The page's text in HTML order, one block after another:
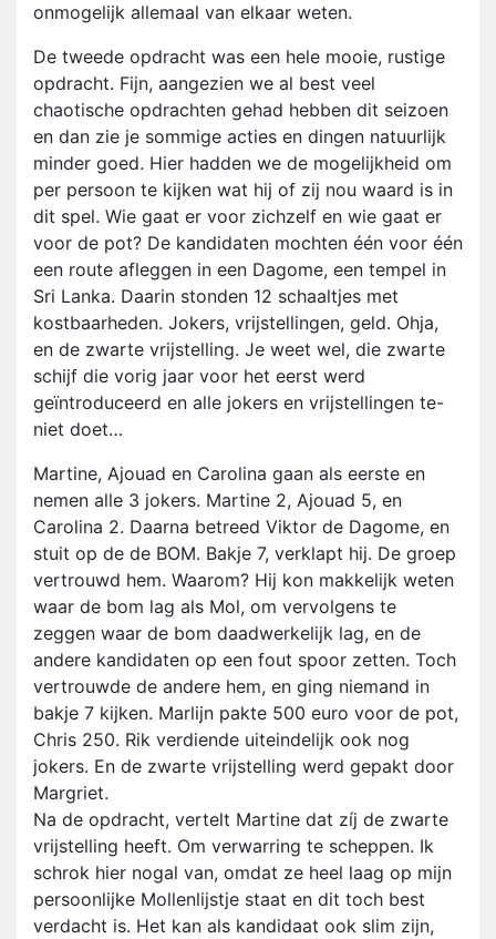
onmogelijk allemaal van elkaar weten.
De tweede opdracht was een hele mooie, rustige
opdracht. Fijn, aangezien we al best veel
chaotische opdrachten gehad hebben dit seizoen
en dan zie je sommige acties en dingen natuurlijk
minder goed. Hier hadden we de mogelijkheid om
per persoon te kijken wat hij of zij nou waard is in
dit spel. Wie gaat er voor zichzelf en wie gaat er
voor de pot? De kandidaten mochten één voor één
een route afleggen in een Dagome, een tempel in
Sri Lanka. Daarin stonden 12 schaaltjes met
kostbaarheden. Jokers, vrijstellingen, geld. Ohja,
en de zwarte vrijstelling. Je weet wel, die zwarte
schijf die vorig jaar voor het eerst werd
geïntroduceerd en alle jokers en vrijstellingen te-
niet doet…
Martine, Ajouad en Carolina gaan als eerste en
nemen alle 3 jokers. Martine 2, Ajouad 5, en
Carolina 2. Daarna betreed Viktor de Dagome, en
stuit op de de BOM. Bakje 7, verklapt hij. De groep
vertrouwd hem. Waarom? Hij kon makkelijk weten
waar de bom lag als Mol, om vervolgens te
zeggen waar de bom daadwerkelijk lag, en de
andere kandidaten op een fout spoor zetten. Toch
vertrouwde de andere hem, en ging niemand in
bakje 7 kijken. Marlijn pakte 500 euro voor de pot,
Chris 250. Rik verdiende uiteindelijk ook nog
jokers. En de zwarte vrijstelling werd gepakt door
Margriet.
Na de opdracht, vertelt Martine dat zíj de zwarte
vrijstelling heeft. Om verwarring te scheppen. Ik
schrok hier nogal van, omdat ze heel laag op mijn
persoonlijke Mollenlijstje staat en dit toch best
verdacht is. Het kan als kandidaat ook slim zijn,